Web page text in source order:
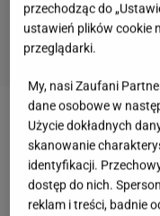
Quiz nie
odpada
Quiz.
w
przechodząc do
ustawień plików cookie
przeglądarki.
My, nasi Zaufani
dane osobowe w
Użycie dokładnych
skanowanie
identyfikacji.
dostęp do nich.
reklam i treści, badnie